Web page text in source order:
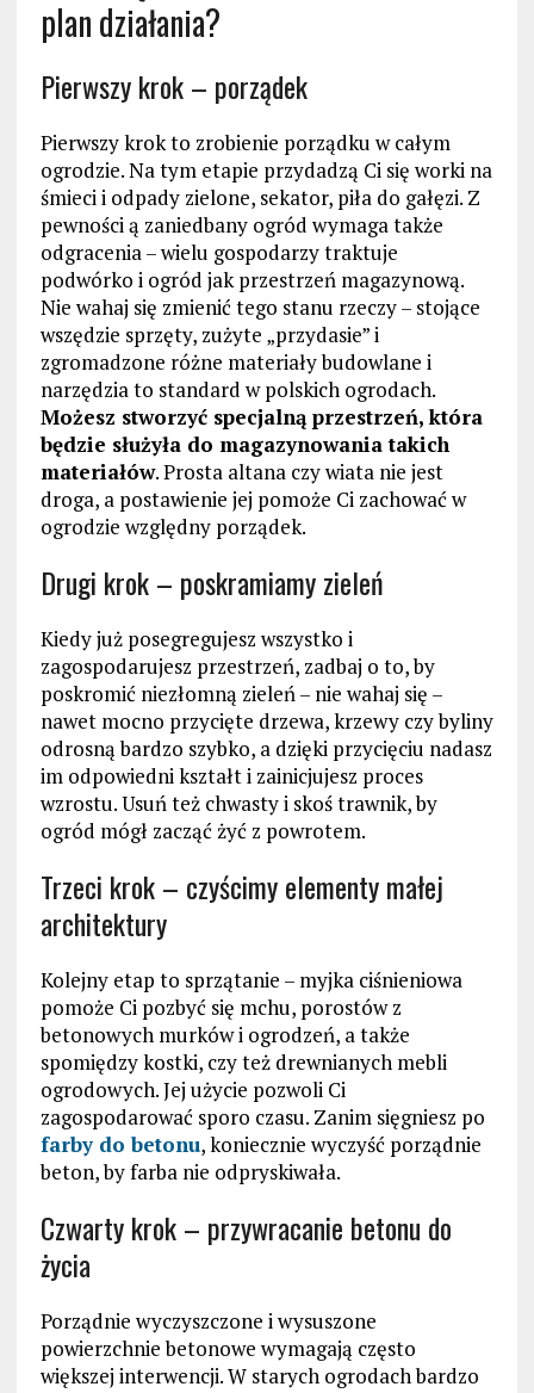
plan działania?
Pierwszy krok – porządek
Pierwszy krok to zrobienie porządku w całym
ogrodzie. Na tym etapie przydadzą Ci się worki na
śmieci i odpady zielone, sekator, piła do gałęzi. Z
pewności ą zaniedbany ogród wymaga także
odgracenia – wielu gospodarzy traktuje
podwórko i ogród jak przestrzeń magazynową.
Nie wahaj się zmienić tego stanu rzeczy – stojące
wszędzie sprzęty, zużyte „przydasie” i
zgromadzone różne materiały budowlane i
narzędzia to standard w polskich ogrodach.
Możesz stworzyć specjalną przestrzeń, która
będzie służyła do magazynowania takich
materiałów. Prosta altana czy wiata nie jest
droga, a postawienie jej pomoże Ci zachować w
ogrodzie względny porządek.
Drugi krok – poskramiamy zieleń
Kiedy już posegregujesz wszystko i
zagospodarujesz przestrzeń, zadbaj o to, by
poskromić niezłomną zieleń – nie wahaj się –
nawet mocno przycięte drzewa, krzewy czy byliny
odrosną bardzo szybko, a dzięki przycięciu nadasz
im odpowiedni kształt i zainicjujesz proces
wzrostu. Usuń też chwasty i skoś trawnik, by
ogród mógł zacząć żyć z powrotem.
Trzeci krok – czyścimy elementy małej
architektury
Kolejny etap to sprzątanie – myjka ciśnieniowa
pomoże Ci pozbyć się mchu, porostów z
betonowych murków i ogrodzeń, a także
spomiędzy kostki, czy też drewnianych mebli
ogrodowych. Jej użycie pozwoli Ci
zagospodarować sporo czasu. Zanim sięgniesz po
farby do betonu, koniecznie wyczyść porządnie
beton, by farba nie odpryskiwała.
Czwarty krok – przywracanie betonu do
życia
Porządnie wyczyszczone i wysuszone
powierzchnie betonowe wymagają często
większej interwencji. W starych ogrodach bardzo